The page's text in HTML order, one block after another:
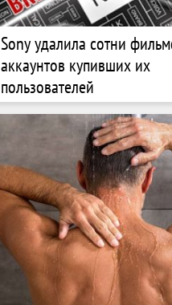
Sony удалила сотни
аккаунтов купивших их
пользователей